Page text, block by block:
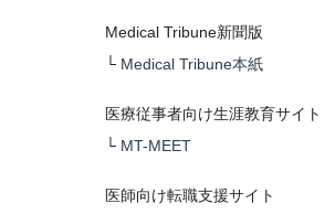
Medical Tribune新聞版
└ Medical Tribune本紙
医療従事者向け生涯教育サイト
└ MT-MEET
医師向け転職支援サイト